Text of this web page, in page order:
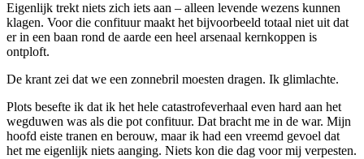
Eigenlijk trekt niets zich iets aan – alleen levende wezens kunnen
klagen. Voor die confituur maakt het bijvoorbeeld totaal niet uit dat
er in een baan rond de aarde een heel arsenaal kernkoppen is
ontploft.
De krant zei dat we een zonnebril moesten dragen. Ik glimlachte.
Plots besefte ik dat ik het hele catastrofeverhaal even hard aan het
wegduwen was als die pot confituur. Dat bracht me in de war. Mijn
hoofd eiste tranen en berouw, maar ik had een vreemd gevoel dat
het me eigenlijk niets aanging. Niets kon die dag voor mij verpesten.